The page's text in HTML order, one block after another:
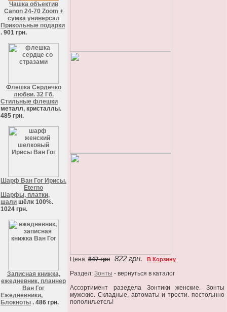
Чашка объектив
Canon 24-70 Zoom +
сумка универсал
Прикольные подарки
. 901 грн.
Флешка Сердечко
любви. 32 Гб.
Стильные флешки
металл, кристаллы.
485 грн.
Шарф Ван Гог Ирисы.
Eterno
Шарфы, платки,
шали шёлк 100%.
1024 грн.
Записная книжка,
ежедневник, планнер
Ван Гог
Ежедневники,
Блокноты . 486 грн.
Цена: 847 грн 822 грн. В Корзину
Раздел: Зонты - вернуться в каталог
Ассортимент разедела Зонтики женские. Зонты
мужские. Складные, автоматы и трости. постољнно
пополнљетсљ!